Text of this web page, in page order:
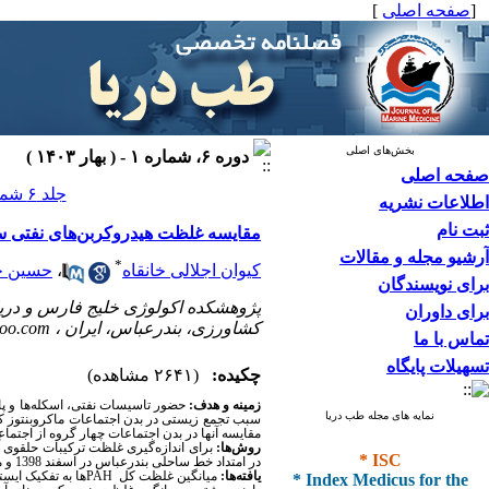
[صفحه اصلی ]
بخش‌های اصلی
صفحه اصلی
اطلاعات نشریه
ثبت نام
آرشیو مجله و مقالات
برای نویسندگان
برای داوران
تماس با ما
تسهیلات پایگاه
نمایه های مجله طب دریا
* ISC
* Index Medicus for the
دوره ۶، شماره ۱ - ( بهار ۱۴۰۳ )
جلد ۶ شماره ۱ صفحات ۴۳-۳۲
مقایسه غلظت هیدروکربن‌های نفتی
کیوان اجلالی خانقاه* ، حسین
پژوهشکده اکولوژی خلیج فارس و
کشاورزی، بندرعباس، ایران ،
چکیده: (۲۶۴۱ مشاهده)
زمینه و هدف: حضور تاسیسات نفتی، اسکله‌ها و
سبب تجمع زیستی در بدن اجتماعات
مقایسه آنها در بدن اجتماعات چهار گروه از
روش‌ها:
در امتداد خط ساحلی بندرعباس در اسفند 1398 و مرداد 1399 انجام شد.
یافته‌ها: میانگین غلظت کل PAHها به تفکیک